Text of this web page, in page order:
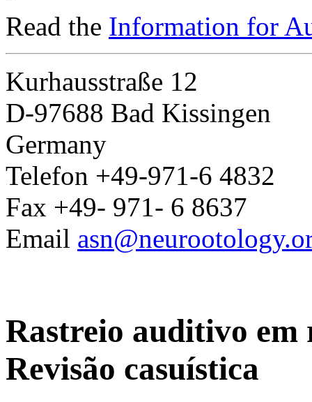
Read the Information for
Kurhausstraße 12
D-97688 Bad Kissingen
Germany
Telefon +49-971-6 4832
Fax +49- 971- 6 8637
Email
Rastreio auditivo em
Revisão casuística